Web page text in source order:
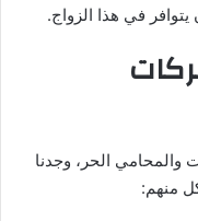
في هذا الزواج.
الحر، وجدنا
منهم: